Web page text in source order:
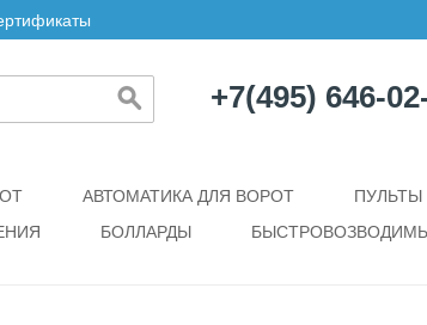
+7(495) 646-
АВТОМАТИКА ДЛЯ ВОРОТ ПУЛЬТЫ
БОЛЛАРДЫ